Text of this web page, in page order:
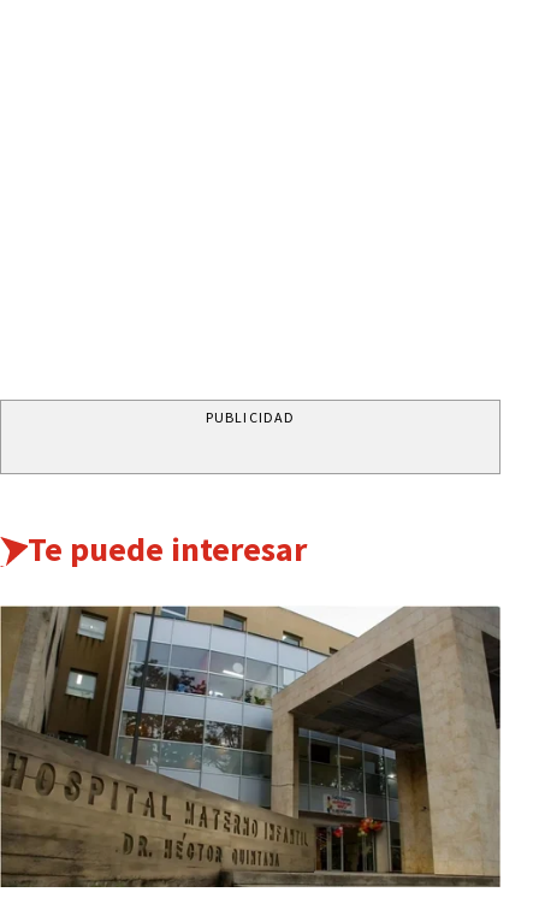
PUBLICIDAD
Te puede interesar